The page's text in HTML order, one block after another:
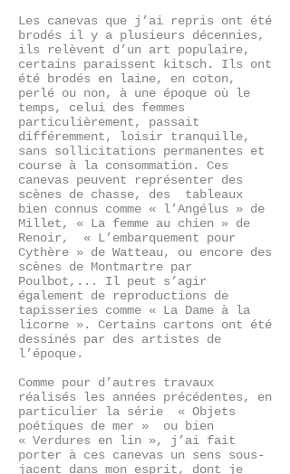
Les canevas que j’ai repris ont été
brodés il y a plusieurs décennies,
ils relèvent d’un art populaire,
certains paraissent kitsch. Ils ont
été brodés en laine, en coton,
perlé ou non, à une époque où le
temps, celui des femmes
particulièrement, passait
différemment, loisir tranquille,
sans sollicitations permanentes et
course à la consommation. Ces
canevas peuvent représenter des
scènes de chasse, des tableaux
bien connus comme « l’Angélus » de
Millet, « La femme au chien » de
Renoir, « L’embarquement pour
Cythère » de Watteau, ou encore des
scènes de Montmartre par
Poulbot,... Il peut s’agir
également de reproductions de
tapisseries comme « La Dame à la
licorne ». Certains cartons ont été
dessinés par des artistes de
l’époque.
Comme pour d’autres travaux
réalisés les années précédentes, en
particulier la série « Objets
poétiques de mer » ou bien
« Verdures en lin », j’ai fait
porter à ces canevas un sens sous-
jacent dans mon esprit, dont je